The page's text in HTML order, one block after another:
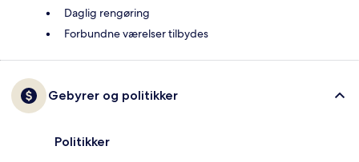
Daglig rengøring
Forbundne værelser tilbydes
Gebyrer og politikker
Politikker